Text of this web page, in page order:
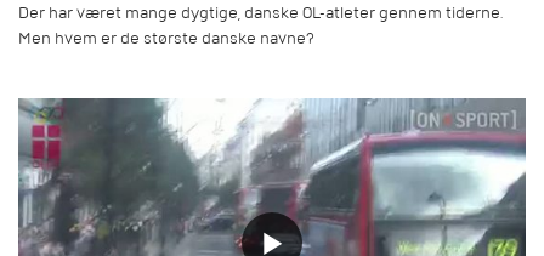
Der har været mange dygtige, danske OL-atleter gennem tiderne.
Men hvem er de største danske navne?